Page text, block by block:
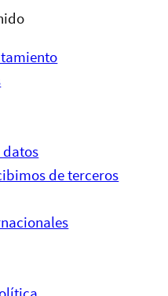
datos
de terceros